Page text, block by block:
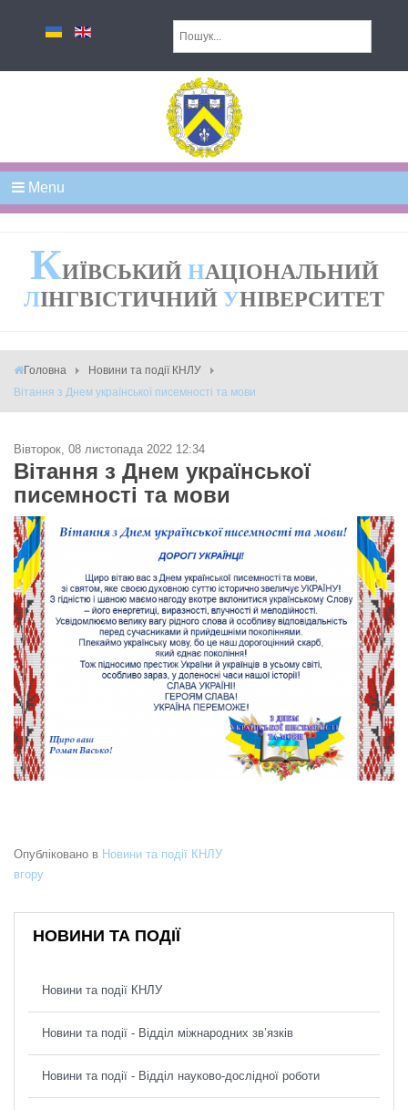
Menu
КИЇВСЬКИЙ НАЦІОНАЛЬНИЙ
ЛІНГВІСТИЧНИЙ УНІВЕРСИТЕТ
Головна
Новини та події КНЛУ
Вітання з Днем української писемності та мови
Вівторок, 08 листопада 2022 12:34
Вітання з Днем української
писемності та мови
Опубліковано в Новини та події КНЛУ
вгору
НОВИНИ ТА ПОДІЇ
Новини та події КНЛУ
Новини та події - Відділ міжнародних зв’язків
Новини та події - Відділ науково-дослідної роботи